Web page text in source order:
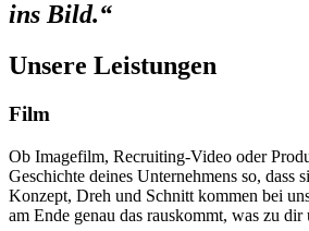
ins Bild.“
Unsere Leistungen
Film
Ob Imagefilm, Recruiting-Video oder
Geschichte deines Unternehmens so, dass
Konzept, Dreh und Schnitt kommen bei
am Ende genau das rauskommt, was zu dir